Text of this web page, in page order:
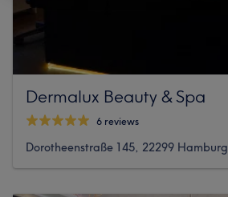
Dermalux Beauty & Spa
6 reviews
Dorotheenstraße 145, 22299 Hamburg